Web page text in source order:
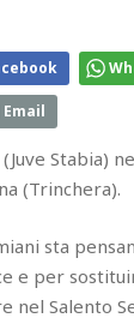
Email
(Juve Stabia)
(Trinchera).
sta
e per
nel Salento